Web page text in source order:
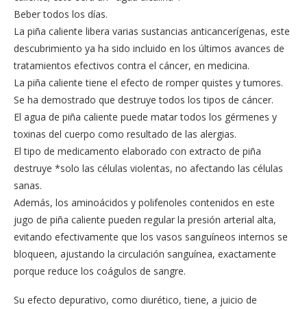
Beber todos los días.
La piña caliente libera varias sustancias anticancerígenas, este
descubrimiento ya ha sido incluido en los últimos avances de
tratamientos efectivos contra el cáncer, en medicina.
La piña caliente tiene el efecto de romper quistes y tumores.
Se ha demostrado que destruye todos los tipos de cáncer.
El agua de piña caliente puede matar todos los gérmenes y
toxinas del cuerpo como resultado de las alergias.
El tipo de medicamento elaborado con extracto de piña
destruye *solo las células violentas, no afectando las células
sanas.
Además, los aminoácidos y polifenoles contenidos en este
jugo de piña caliente pueden regular la presión arterial alta,
evitando efectivamente que los vasos sanguíneos internos se
bloqueen, ajustando la circulación sanguínea, exactamente
porque reduce los coágulos de sangre.
Su efecto depurativo, como diurético, tiene, a juicio de